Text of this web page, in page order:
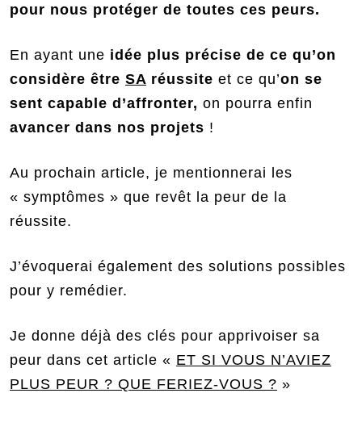
pour nous protéger de toutes ces peurs.
En ayant une idée plus précise de ce qu’on
considère être SA réussite et ce qu’on se
sent capable d’affronter, on pourra enfin
avancer dans nos projets !
Au prochain article, je mentionnerai les
« symptômes » que revêt la peur de la
réussite.
J’évoquerai également des solutions possibles
pour y remédier.
Je donne déjà des clés pour apprivoiser sa
peur dans cet article « ET SI VOUS N’AVIEZ
PLUS PEUR ? QUE FERIEZ-VOUS ? »